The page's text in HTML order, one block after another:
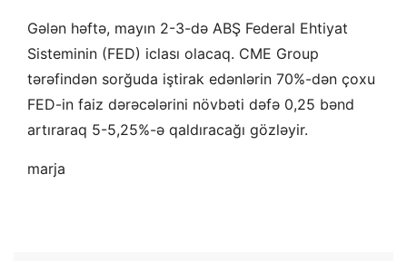
Gələn həftə, mayın 2-3-də ABŞ Federal Ehtiyat
Sisteminin (FED) iclası olacaq. CME Group
tərəfindən sorğuda iştirak edənlərin 70%-dən çoxu
FED-in faiz dərəcələrini növbəti dəfə 0,25 bənd
artıraraq 5-5,25%-ə qaldıracağı gözləyir.
marja